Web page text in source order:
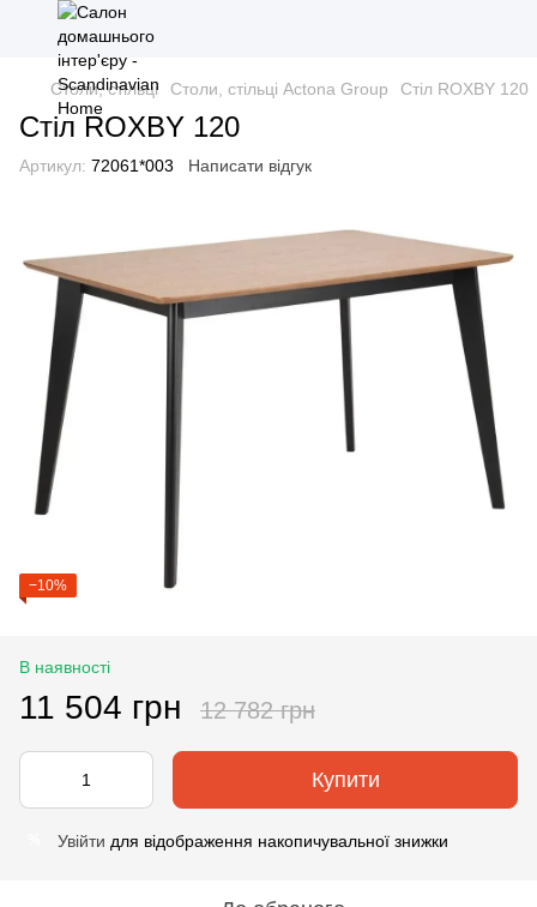
Столи, стільці Столи, стільці Actona Group Стіл ROXBY 120
Стіл ROXBY 120
Артикул: 72061*003 Написати відгук
−10%
В наявності
11 504 грн 12 782 грн
Купити
Увійти для відображення накопичувальної знижки